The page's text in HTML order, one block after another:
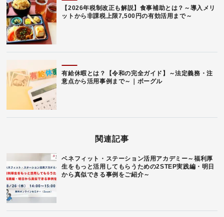
【2026年税制改正も解説】食事補助とは？～導入メリ
ットから非課税上限7,500円の有効活用まで～
有給休暇とは？【令和の完全ガイド】～法定義務・注
意点から活用事例まで～｜ボーグル
関連記事
ベネフィット・ステーション活用アカデミー～福利厚
生をもっと活用してもらうための2STEP実践編・明日
から真似できる事例をご紹介～